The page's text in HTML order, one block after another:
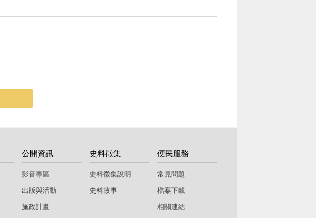
公開資訊
影音專區
出版與活動
施政計畫
史料徵集
史料徵集說明
史料故事
便民服務
常見問題
檔案下載
相關連結